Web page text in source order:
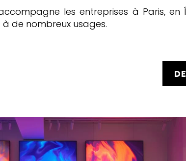
les entreprises à Paris,
de nombreux usages.